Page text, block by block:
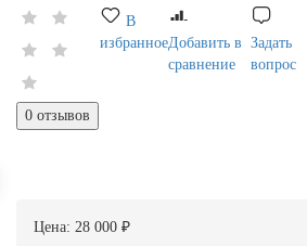
0 отзывов
В
избранноеДобавить в
сравнение
Задать
вопрос
Цена: 28 000 ₽